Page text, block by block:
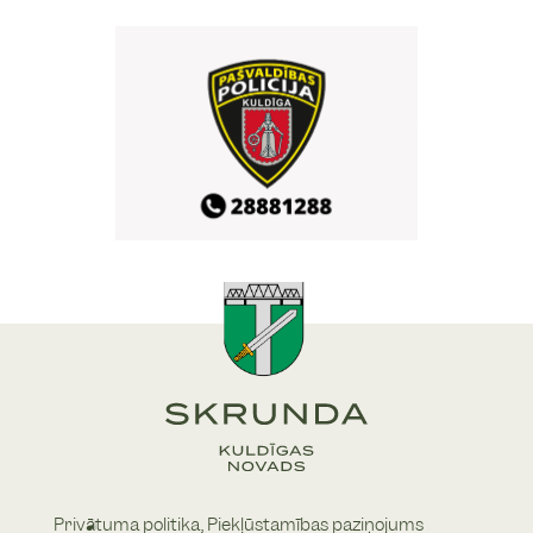
16. Skrundas atklātās
vasaras sporta spēles
Skrundas pamatskolas stadions
16. Skrundas atklātās
vasaras sporta spēles
Vasaras noslēguma
zaļumballe Skrundā
Privātuma politika, Piekļūstamības paziņojums